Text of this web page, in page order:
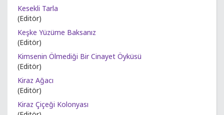
Kesekli Tarla
(Editör)
Keşke Yüzüme Baksanız
(Editör)
Kimsenin Ölmediği Bir Cinayet Öyküsü
(Editör)
Kiraz Ağacı
(Editör)
Kiraz Çiçeği Kolonyası